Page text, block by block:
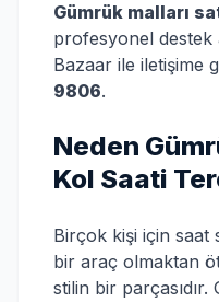
Gümrük malları
profesyonel
Bazaar ile iletişime
9806.
Neden
Kol Saati
Birçok kişi için saat
bir araç olmaktan
stilin bir